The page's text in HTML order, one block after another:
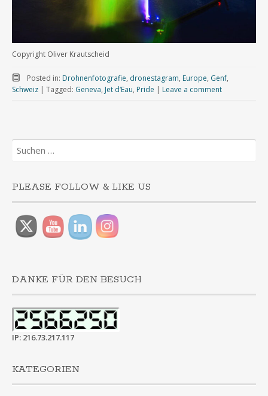
Copyright Oliver Krautscheid
Posted in: Drohnenfotografie, dronestagram, Europe, Genf,
Schweiz | Tagged: Geneva, Jet d‘Eau, Pride | Leave a comment
Suchen
nach:
PLEASE FOLLOW & LIKE US
DANKE FÜR DEN BESUCH
IP: 216.73.217.117
KATEGORIEN